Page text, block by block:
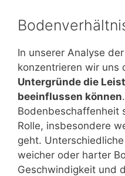
In unserer Analyse
konzentrieren wir uns
Untergründe die
beeinflussen können
Bodenbeschaffenheit
Rolle, insbesondere
geht.
weicher oder harter
Geschwindigkeit und